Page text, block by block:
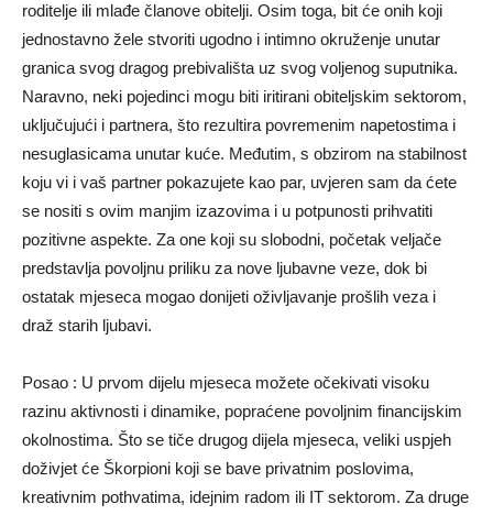
roditelje ili mlađe članove obitelji. Osim toga, bit će onih koji
jednostavno žele stvoriti ugodno i intimno okruženje unutar
granica svog dragog prebivališta uz svog voljenog suputnika.
Naravno, neki pojedinci mogu biti iritirani obiteljskim sektorom,
uključujući i partnera, što rezultira povremenim napetostima i
nesuglasicama unutar kuće. Međutim, s obzirom na stabilnost
koju vi i vaš partner pokazujete kao par, uvjeren sam da ćete
se nositi s ovim manjim izazovima i u potpunosti prihvatiti
pozitivne aspekte. Za one koji su slobodni, početak veljače
predstavlja povoljnu priliku za nove ljubavne veze, dok bi
ostatak mjeseca mogao donijeti oživljavanje prošlih veza i
draž starih ljubavi.
Posao : U prvom dijelu mjeseca možete očekivati ​​visoku
razinu aktivnosti i dinamike, popraćene povoljnim financijskim
okolnostima. Što se tiče drugog dijela mjeseca, veliki uspjeh
doživjet će Škorpioni koji se bave privatnim poslovima,
kreativnim pothvatima, idejnim radom ili IT sektorom. Za druge